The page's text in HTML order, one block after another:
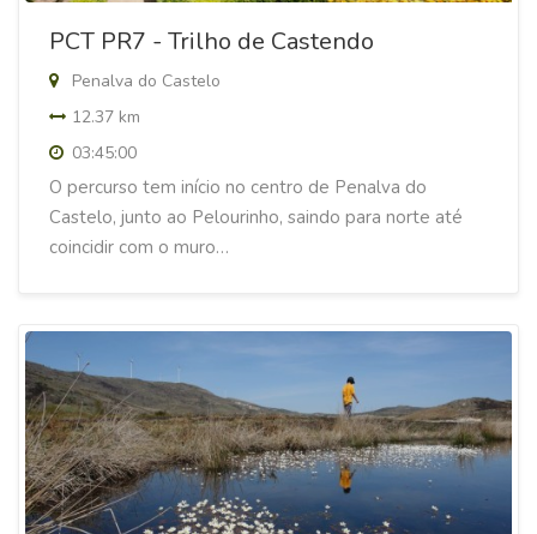
PCT PR7 - Trilho de Castendo
Penalva do Castelo
12.37 km
03:45:00
O percurso tem início no centro de Penalva do
Castelo, junto ao Pelourinho, saindo para norte até
coincidir com o muro…